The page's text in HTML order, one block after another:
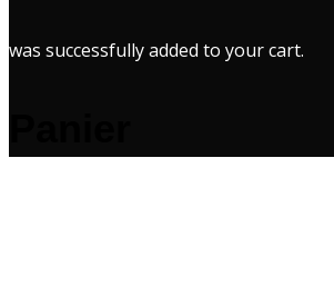
was successfully added to your cart.